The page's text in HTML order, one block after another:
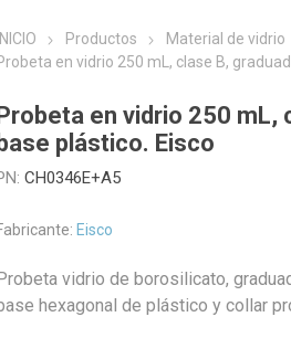
INICIO Productos Material de vidrio
en vidrio 250 mL, clase B,
en vidrio 250 mL,
base plástico. Eisco
CH0346E+A5
Eisco
vidrio de borosilicato,
hexagonal de plástico y collar